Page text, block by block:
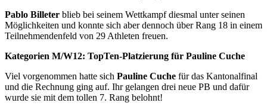
Pablo Billeter blieb bei seinem Wettkampf diesmal unter seinen
Möglichkeiten und konnte sich aber dennoch über Rang 18 in einem
Teilnehmendenfeld von 29 Athleten freuen.
Kategorien M/W12: TopTen-Platzierung für Pauline Cuche
Viel vorgenommen hatte sich Pauline Cuche für das Kantonalfinal
und die Rechnung ging auf. Ihr gelangen drei neue PB und dafür
wurde sie mit dem tollen 7. Rang belohnt!